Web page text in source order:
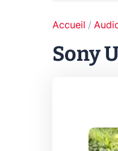
Accueil
Sony